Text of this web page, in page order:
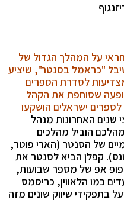
על המהלך הגדול של
"כראמל בסנטר", שיציע
לסדרת הספרים
שסוחפת את הקהל
ישראלים הושקעו
ב 4 וחצי שנים האחרונות מנהל
הוביל מהלכים
של הסנטר (הארי פוטר,
קפלן הביא לסנטר את
אפ של מספר שבועות,
כמו הלאווין, כריסמס
יליד 1972, פועל בתפקידי שיווק שונים מזה